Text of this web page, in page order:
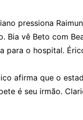
pressiona
Bia vê Beto com
para o hospital.
afirma que o
é seu irmão.